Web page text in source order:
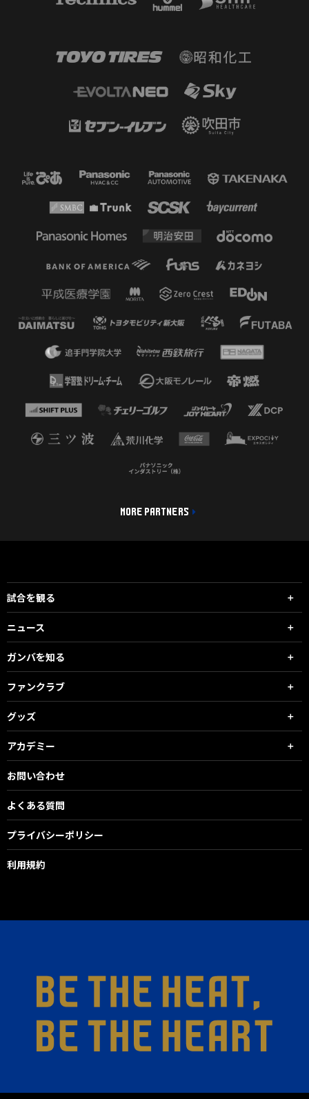
MORE PARTNERS
試合を観る
ニュース
ガンバを知る
ファンクラブ
グッズ
アカデミー
お問い合わせ
よくある質問
プライバシーポリシー
利用規約